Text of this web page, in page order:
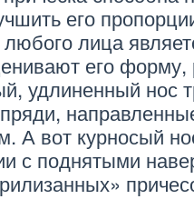
его
лица
его форму,
удлиненный нос
А вот курносый
с поднятыми